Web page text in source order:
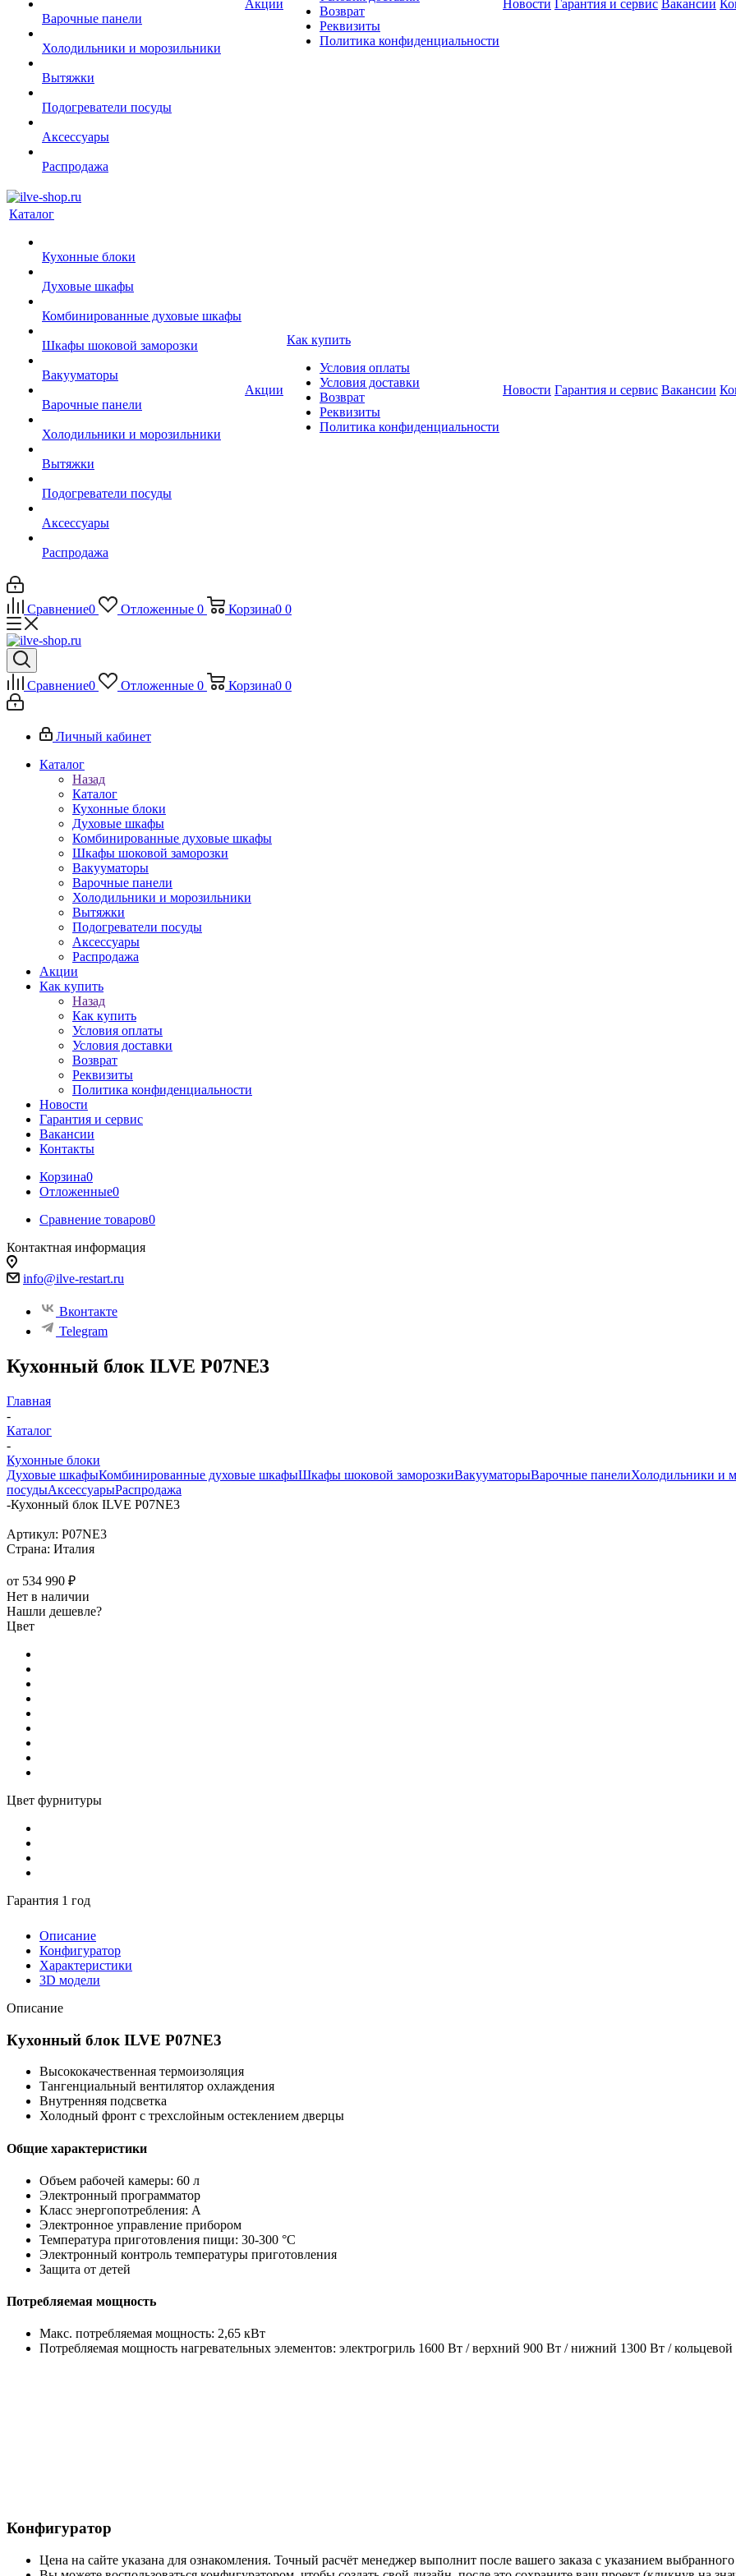
Варочные панели
Холодильники и морозильники
Вытяжки
Подогреватели посуды
Аксессуары
Распродажа
Акции
Возврат
Реквизиты
Политика конфиденциальности
Новости Гарантия и сервис Вакансии
Каталог
Кухонные блоки
Духовые шкафы
Комбинированные духовые шкафы
Шкафы шоковой заморозки
Вакууматоры
Варочные панели
Холодильники и морозильники
Вытяжки
Подогреватели посуды
Аксессуары
Распродажа
Акции
Как купить
Условия оплаты
Условия доставки
Возврат
Реквизиты
Политика конфиденциальности
Новости Гарантия и сервис Вакансии
Сравнение0 Отложенные 0 Корзина0 0
Сравнение0 Отложенные 0 Корзина0 0
Личный кабинет
Каталог
Назад
Каталог
Кухонные блоки
Духовые шкафы
Комбинированные духовые шкафы
Шкафы шоковой заморозки
Вакууматоры
Варочные панели
Холодильники и морозильники
Вытяжки
Подогреватели посуды
Аксессуары
Распродажа
Акции
Как купить
Назад
Как купить
Условия оплаты
Условия доставки
Возврат
Реквизиты
Политика конфиденциальности
Новости
Гарантия и сервис
Вакансии
Контакты
Корзина0
Отложенные0
Сравнение товаров0
Контактная информация
info@ilve-restart.ru
Вконтакте
Telegram
Кухонный блок ILVE P07NE3
Главная
-
Каталог
-
Кухонные блоки
Духовые шкафыКомбинированные духовые шкафыШкафы шоковой заморозкиВакууматорыВарочные панелиХолодильники и
посудыАксессуарыРаспродажа
-Кухонный блок ILVE P07NE3
Артикул: P07NE3
Страна: Италия
от 534 990 ₽
Нет в наличии
Нашли дешевле?
Цвет
Цвет фурнитуры
Гарантия 1 год
Описание
Конфигуратор
Характеристики
3D модели
Описание
Кухонный блок ILVE P07NE3
Высококачественная термоизоляция
Тангенциальный вентилятор охлаждения
Внутренняя подсветка
Холодный фронт с трехслойным остеклением дверцы
Общие характеристики
Объем рабочей камеры: 60 л
Электронный программатор
Класс энергопотребления: A
Электронное управление прибором
Температура приготовления пищи: 30-300 °C
Электронный контроль температуры приготовления
Защита от детей
Потребляемая мощность
Макс. потребляемая мощность: 2,65 кВт
Потребляемая мощность нагревательных элементов: электрогриль 1600 Вт / верхний 900 Вт / нижний 1300 Вт /
Конфигуратор
Цена на сайте указана для ознакомления. Точный расчёт менеджер выполнит после вашего заказа с указанием